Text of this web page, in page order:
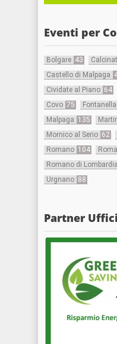
Eventi per
Bolgare 43
Castello di Malpaga
Cividate al Piano 64
Covo 75 Fontanella
Malpaga 135
Mornico al Serio 62
Romano 104
Romano di Lombardia
Urgnano 88
Partner